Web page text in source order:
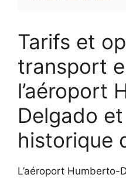
Tarifs et
transport
l’aéroport
Delgado
historique
L’aéroport Humberto-